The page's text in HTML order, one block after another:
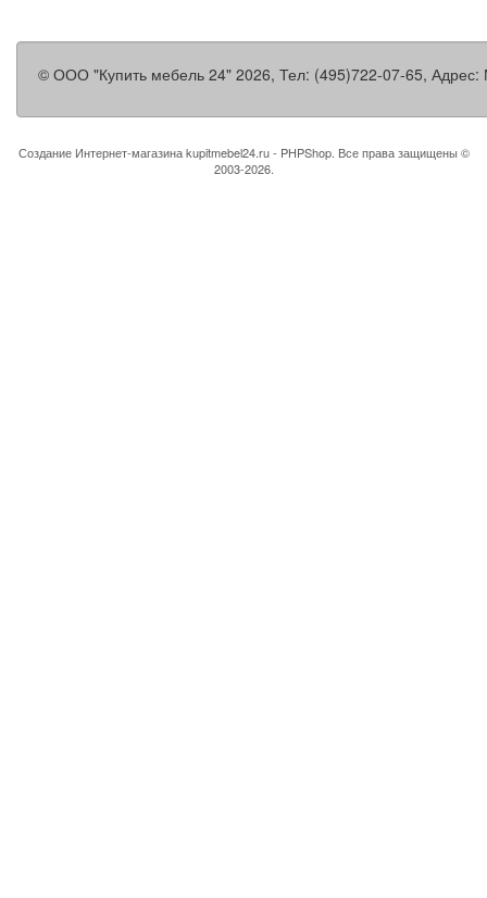
© ООО "Купить мебель 24" 2026, Тел: (495)722-07-65, Адрес:
Создание Интернет-магазинаkupitmebel24.ru - PHPShop. Все права защищены ©
2003-2026.